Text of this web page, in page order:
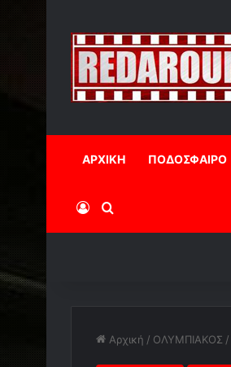
ΑΡΧΙΚΗ ΠΟΔΟΣΦΑΙΡΟ
Log InΑναζήτηση
Αρχική / ΟΛΥΜΠΙΑΚΟΣ /